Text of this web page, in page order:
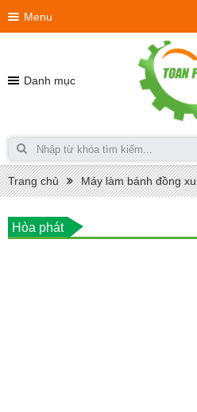
Menu
Danh mục
Trang chủ Máy làm bánh đồng xu
Hòa phát